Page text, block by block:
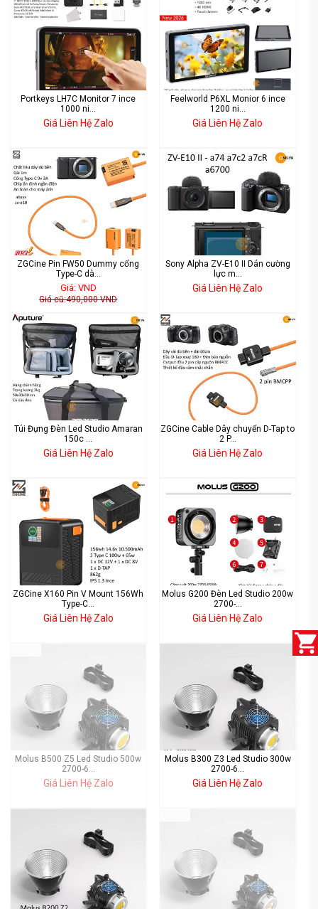
Portkeys LH7C Monitor 7 ince
1000 ni...
Giá Liên Hệ Zalo
Feelworld P6XL Monior 6 ince
1200 ni...
Giá Liên Hệ Zalo
ZGCine Pin FW50 Dummy cổng
Type-C dà...
Giá: VND
Giá cũ:490,000 VND
Sony Alpha ZV-E10 II Dán cường
lực m...
Giá Liên Hệ Zalo
Túi Đựng Đèn Led Studio Amaran
150c ...
Giá Liên Hệ Zalo
ZGCine Cable Dây chuyển D-Tap to
2 P...
Giá Liên Hệ Zalo
ZGCine X160 Pin V Mount 156Wh
Type-C...
Giá Liên Hệ Zalo
Molus G200 Đèn Led Studio 200w
2700-...
Giá Liên Hệ Zalo
Molus B500 Z5 Led Studio 500w
2700-6...
Giá Liên Hệ Zalo
Molus B300 Z3 Led Studio 300w
2700-6...
Giá Liên Hệ Zalo